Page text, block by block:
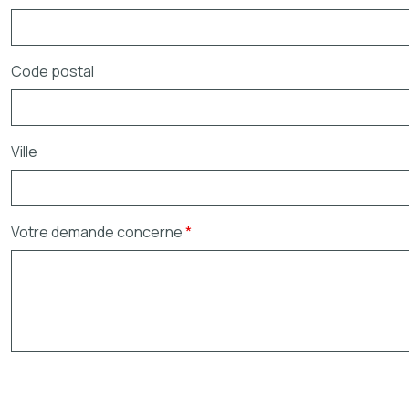
Code postal
Ville
Votre demande concerne*